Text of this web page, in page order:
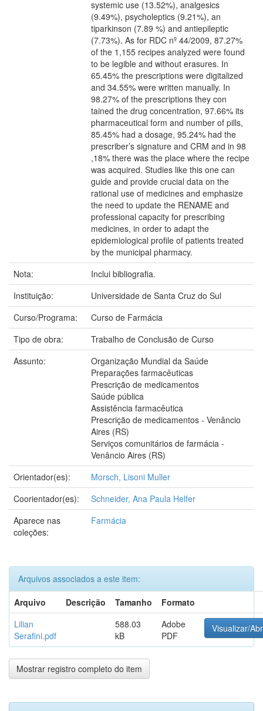
systemic use (13.52%), analgesics
(9.49%), psycholeptics (9.21%), an
tiparkinson (7.89 %) and antiepileptic
(7.73%). As for RDC nº 44/2009, 87.27%
of the 1,155 recipes analyzed were found
to be legible and without erasures. In
65.45% the prescriptions were digitalized
and 34.55% were written manually. In
98.27% of the prescriptions they con
tained the drug concentration, 97.66% its
pharmaceutical form and number of pills,
85.45% had a dosage, 95.24% had the
prescriber’s signature and CRM and in 98
,18% there was the place where the recipe
was acquired. Studies like this one can
guide and provide crucial data on the
rational use of medicines and emphasize
the need to update the RENAME and
professional capacity for prescribing
medicines, in order to adapt the
epidemiological profile of patients treated
by the municipal pharmacy.
Nota:
Inclui bibliografia.
Instituição:
Universidade de Santa Cruz do Sul
Curso/Programa:
Curso de Farmácia
Tipo de obra:
Trabalho de Conclusão de Curso
Assunto:
Organização Mundial da Saúde
Preparações farmacêuticas
Prescrição de medicamentos
Saúde pública
Assistência farmacêutica
Prescrição de medicamentos - Venâncio
Aires (RS)
Serviços comunitários de farmácia -
Venâncio Aires (RS)
Orientador(es):
Morsch, Lisoni Muller
Coorientador(es):
Schneider, Ana Paula Helfer
Aparece nas
coleções:
Farmácia
Arquivos associados a este item:
Arquivo
Descrição Tamanho
Formato
Lilian
Serafini.pdf
588.03
kB
Adobe
PDF
Visualizar/
Mostrar registro completo do item